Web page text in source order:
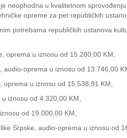
neophodna u kvalitetnom
opreme za pet republičkih
potrebama republičkih ustanova
oprema u iznosu od 15.280,00 KM,
oprema u iznosu od 13.746,00
u iznosu od 15.538,91 KM,
iznosu od 4.320,00 KM,
od 19.000,00 KM,
Srpske, audio-oprema u iznosu od